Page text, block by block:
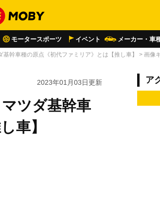
モータースポーツ イベント メーカー・車
幹車種の原点《初代ファミリア》とは【推し車】 > 画像
2023年01月03日更新
ツダ基幹車
車】
ア